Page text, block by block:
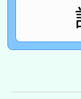
業
用水
115
桃園
開
2026
招甄
適